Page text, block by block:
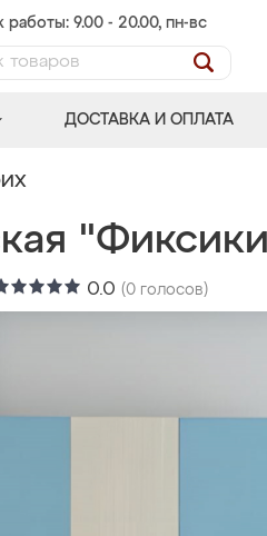
работы: 9.00 - 20.00, пн-вс
ДОСТАВКА И ОПЛАТА
0.0 (0 голосов)